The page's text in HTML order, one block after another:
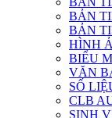
BẢN
BẢN
HÌNH
BIỂU
VĂN
SỐ
CLB
SINH